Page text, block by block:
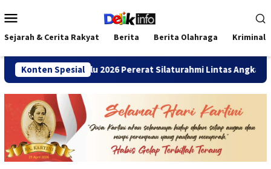
ke
kontenMobile
Sejarah & Cerita Rakyat Berita Berita Olahraga Kriminal
Konten Spesial
Bengkulu 2026 Pererat Silaturahmi Lintas Angkatan